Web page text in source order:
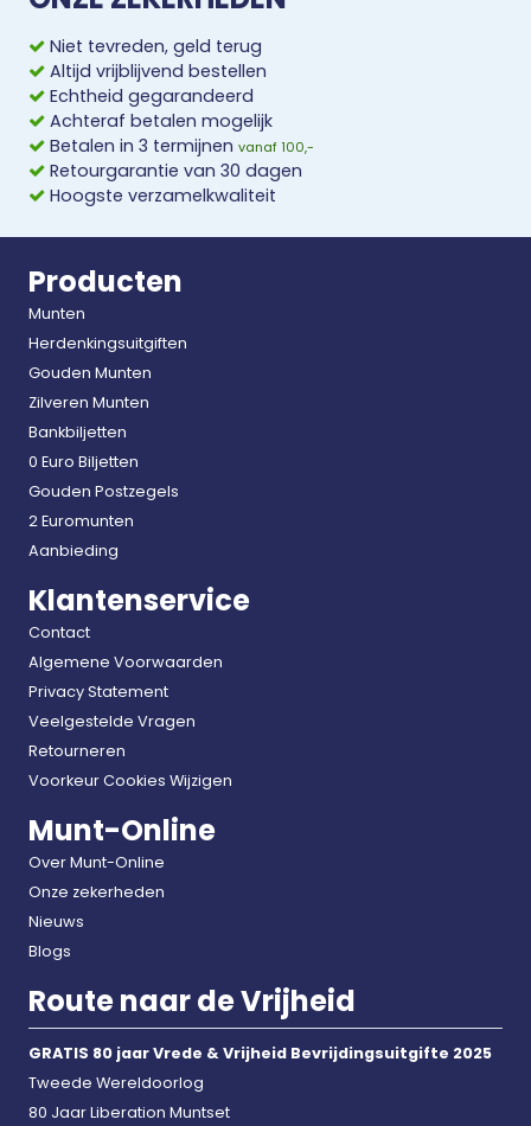
Niet tevreden, geld terug
Altijd vrijblijvend bestellen
Echtheid gegarandeerd
Achteraf betalen mogelijk
Betalen in 3 termijnen vanaf 100,-
Retourgarantie van 30 dagen
Hoogste verzamelkwaliteit
Producten
Munten
Herdenkingsuitgiften
Gouden Munten
Zilveren Munten
Bankbiljetten
0 Euro Biljetten
Gouden Postzegels
2 Euromunten
Aanbieding
Klantenservice
Contact
Algemene Voorwaarden
Privacy Statement
Veelgestelde Vragen
Retourneren
Voorkeur Cookies Wijzigen
Munt-Online
Over Munt-Online
Onze zekerheden
Nieuws
Blogs
Route naar de Vrijheid
GRATIS 80 jaar Vrede & Vrijheid Bevrijdingsuitgifte 2025
Tweede Wereldoorlog
80 Jaar Liberation Muntset